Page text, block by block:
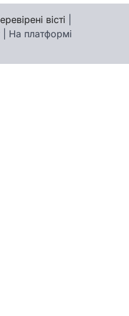
вісті
| На платформі